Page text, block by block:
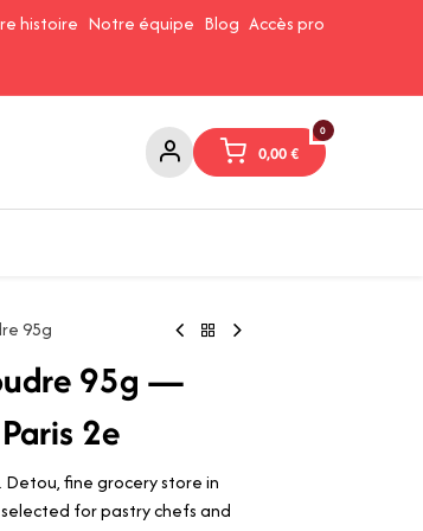
histoire Notre équipe Blog Accès pro
0
0,00€
95g
95g —
2e
fine grocery store in
selected for pastry chefs and